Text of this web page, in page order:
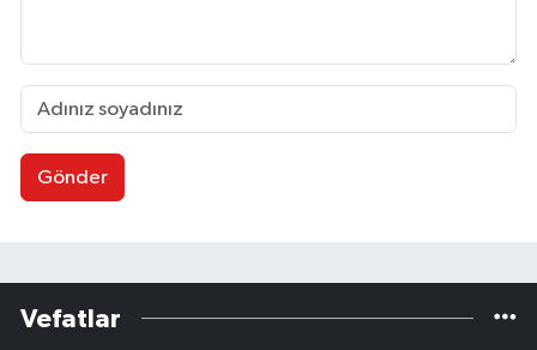
Gönder
Vefatlar